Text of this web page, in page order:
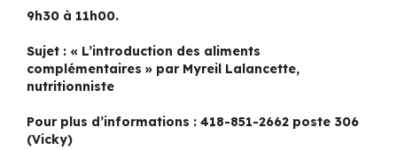
9h30 à 11h00.
Sujet : « L’introduction des aliments
complémentaires » par Myreil Lalancette,
nutritionniste
Pour plus d’informations : 418-851-2662 poste 306
(Vicky)